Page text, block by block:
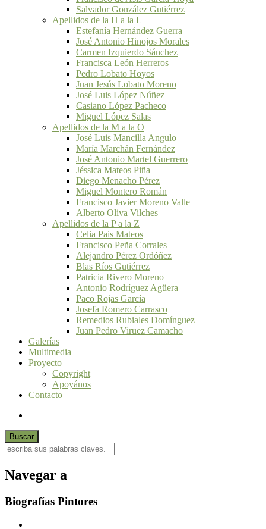
Salvador González Gutiérrez
Apellidos de la H a la L
Estefanía Hernández Guerra
José Antonio Hinojos Morales
Carmen Izquierdo Sánchez
Francisca León Herreros
Pedro Lobato Hoyos
Juan Jesús Lobato Moreno
José Luis López Núñez
Casiano López Pacheco
Miguel López Salas
Apellidos de la M a la O
José Luis Mancilla Angulo
María Marchán Fernández
José Antonio Martel Guerrero
Jéssica Mateos Piña
Diego Menacho Pérez
Miguel Montero Román
Francisco Javier Moreno Valle
Alberto Oliva Vilches
Apellidos de la P a la Z
Celia Pais Mateos
Francisco Peña Corrales
Alejandro Pérez Ordóñez
Blas Ríos Gutiérrez
Patricia Rivero Moreno
Antonio Rodríguez Agüera
Paco Rojas García
Josefa Romero Carrasco
Remedios Rubiales Domínguez
Juan Pedro Viruez Camacho
Galerías
Multimedia
Proyecto
Copyright
Apoyános
Contacto
Navegar a
Biografías Pintores